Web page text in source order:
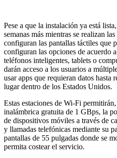
Pese a que la instalación ya está
semanas más mientras se realizan
configuran las pantallas táctiles que
configuran las opciones de acuerdo
teléfonos inteligentes, tablets o
darán acceso a los usuarios a
usar apps que requieran datos hasta
lugar dentro de los Estados Unidos.
Estas estaciones de Wi-Fi
inalámbrica gratuita de 1 GBps, la
de dispositivos móviles a través de
y llamadas telefónicas mediante su
pantallas de 55 pulgadas donde se
permita costear el servicio.